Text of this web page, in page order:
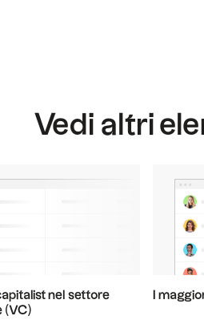
Vedi altri
nel settore
(VC)
I